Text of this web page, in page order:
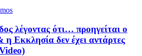
λέγοντας ότι… προηγείται ο
Εκκλησία δεν έχει αντάρτες